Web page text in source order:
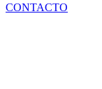
CONTACTO